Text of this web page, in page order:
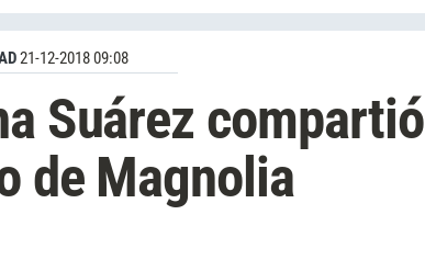
21-12-2018 09:08
Suárez compartió
de Magnolia